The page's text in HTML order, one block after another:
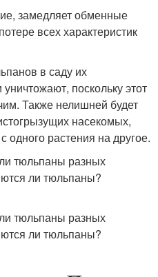
замедляет обменные
всех характеристик
в саду их
поскольку этот
Также нелишней будет
насекомых,
одного растения на другое.